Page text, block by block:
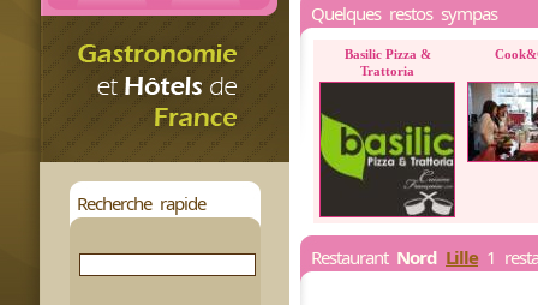
Recherche rapide
Quelques restos sympas
Basilic Pizza &
Trattoria
Restaurant Nord Lille1